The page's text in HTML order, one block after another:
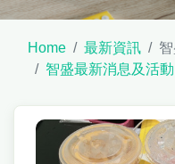
Home 最新資訊
智盛最新消息及活動